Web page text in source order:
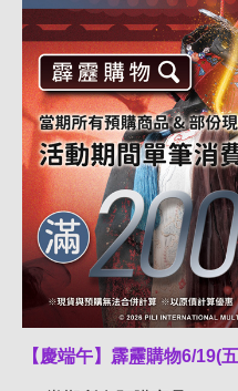
【慶端午】霹靂購物6/19(